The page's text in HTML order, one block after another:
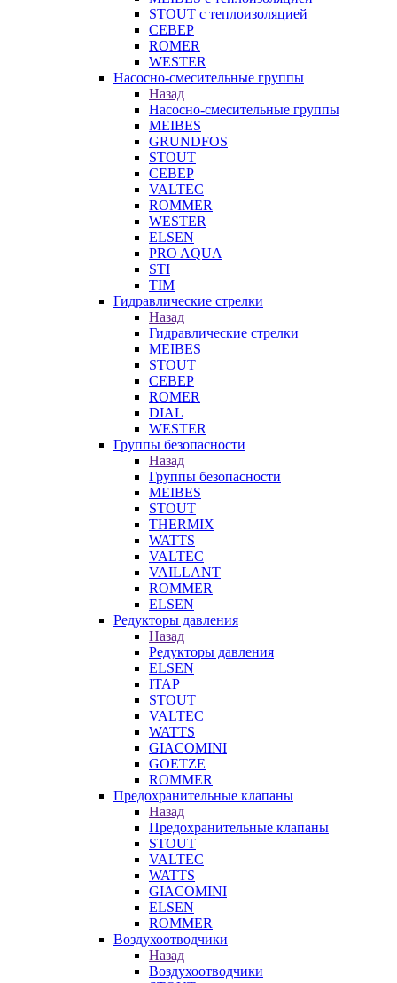
STOUT с теплоизоляцией
СЕВЕР
ROMER
WESTER
Насосно-смесительные группы
Назад
Насосно-смесительные группы
MEIBES
GRUNDFOS
STOUT
СЕВЕР
VALTEC
ROMMER
WESTER
ELSEN
PRO AQUA
STI
TIM
Гидравлические стрелки
Назад
Гидравлические стрелки
MEIBES
STOUT
СЕВЕР
ROMER
DIAL
WESTER
Группы безопасности
Назад
Группы безопасности
MEIBES
STOUT
THERMIX
WATTS
VALTEC
VAILLANT
ROMMER
ELSEN
Редукторы давления
Назад
Редукторы давления
ELSEN
ITAP
STOUT
VALTEC
WATTS
GIACOMINI
GOETZE
ROMMER
Предохранительные клапаны
Назад
Предохранительные клапаны
STOUT
VALTEC
WATTS
GIACOMINI
ELSEN
ROMMER
Воздухоотводчики
Назад
Воздухоотводчики